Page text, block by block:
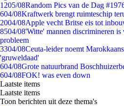
1205/08Random Pics van de Dag
604/08Kraftwerk brengt ruimteschip
2004/08Apple vecht Britse eis tot
8504/08'Witte' mannen discrimineren
probleem
3304/08Ceuta-leider noemt
'gruweldaad'
604/08Grote natuurbrand
604/08FOK! was even down
Laatste items
Laatste items
Toon berichten uit deze thema's